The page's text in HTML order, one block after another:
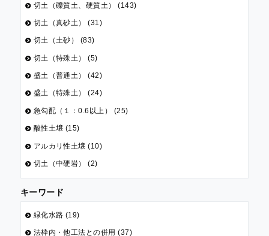
切土（礫質土、硬質土） (143)
切土（真砂土） (31)
切土（土砂） (83)
切土（特殊土） (5)
盛土（普通土） (42)
盛土（特殊土） (24)
急勾配（１：0.6以上） (25)
酸性土壌 (15)
アルカリ性土壌 (10)
切土（中硬岩） (2)
キーワード
緑化水路 (19)
法枠内・他工法との併用 (37)